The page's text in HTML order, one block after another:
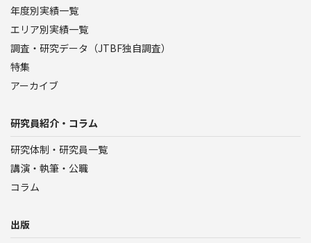
年度別実績一覧
エリア別実績一覧
調査・研究データ（JTBF独自調査）
特集
アーカイブ
研究員紹介・コラム
研究体制・研究員一覧
講演・執筆・公職
コラム
出版